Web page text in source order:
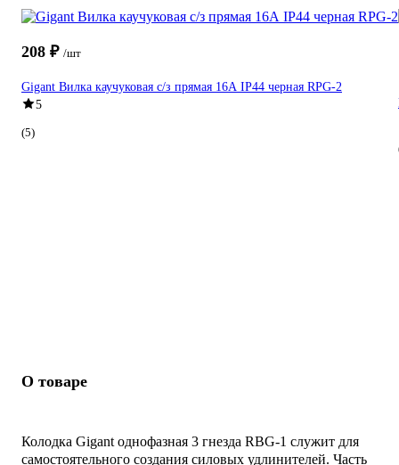
208 ₽ /шт
Gigant Вилка каучуковая с/з прямая 16А IP44 черная RPG-2
5
(5)
О товаре
Колодка Gigant однофазная 3 гнезда RBG-1 служит для
самостоятельного создания силовых удлинителей. Часть